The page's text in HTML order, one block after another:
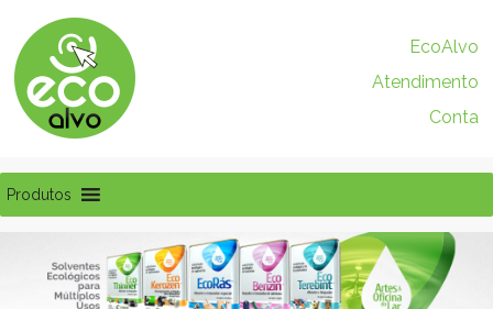
Pular
para
navegação
Pular
para
o
conteúdo
EcoAlvo
Atendimento
Conta
Produtos